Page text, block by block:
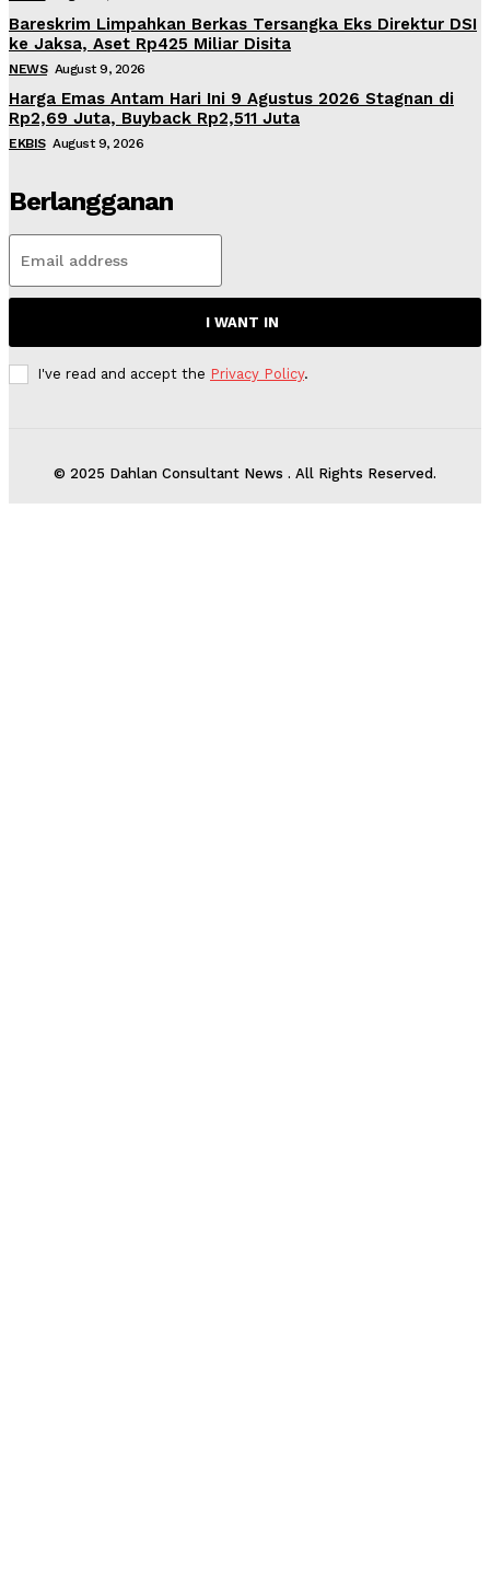
Bareskrim Limpahkan Berkas Tersangka Eks Direktur DSI
ke Jaksa, Aset Rp425 Miliar Disita
NEWS August 9, 2026
Harga Emas Antam Hari Ini 9 Agustus 2026 Stagnan di
Rp2,69 Juta, Buyback Rp2,511 Juta
EKBIS August 9, 2026
Berlangganan
I WANT IN
I've read and accept the Privacy Policy.
© 2025 Dahlan Consultant News . All Rights Reserved.